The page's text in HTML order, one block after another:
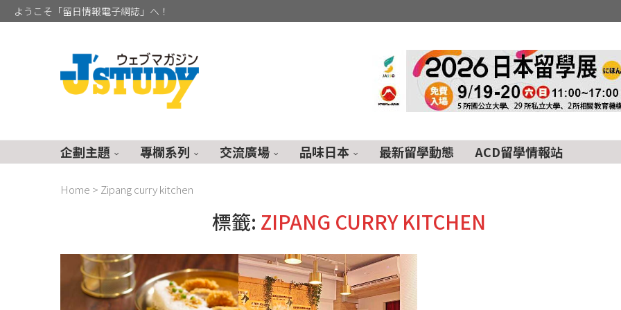
ようこそ「留日情報電子網誌」へ！
企劃主題 專欄系列 交流廣場 品味日本 最新留學動態 ACD留學情報站
Home > Zipang curry kitchen
標籤: ZIPANG CURRY KITCHEN